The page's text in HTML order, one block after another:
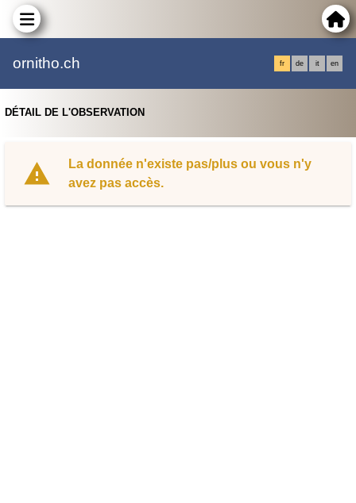
ornitho.ch fr de it en
DÉTAIL DE L'OBSERVATION
La donnée n'existe pas/plus ou vous n'y
avez pas accès.